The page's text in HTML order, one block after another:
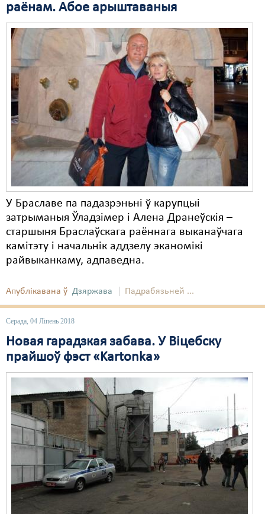
раёнам. Абое арыштаваныя
У Браславе па падазрэньні ў карупцыі
затрыманыя Ўладзімер і Алена Дранеўскія –
старшыня Браслаўскага раённага выканаўчага
камітэту і начальнік аддзелу эканомікі
райвыканкаму, адпаведна.
Апублікавана ў Дзяржава Падрабязьней ...
Серада, 04 Ліпень 2018
Новая гарадзкая забава. У Віцебску
прайшоў фэст «Kartonka»